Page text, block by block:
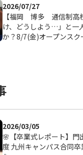
2026/07/27
【福岡 博多 通信制高
け、どうしよう…」と一
か？8/7(金)オープンスク
2026/03/05
🌸【卒業式レポート】門
度 九州キャンパス合同